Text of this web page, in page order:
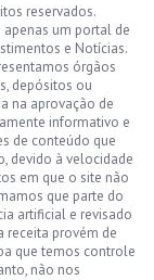
reservados.
apenas um portal de
e Notícias.
órgãos
depósitos ou
na aprovação de
informativo e
de conteúdo que
devido à velocidade
em que o site não
que parte do
artificial e revisado
receita provém de
que temos controle
não nos